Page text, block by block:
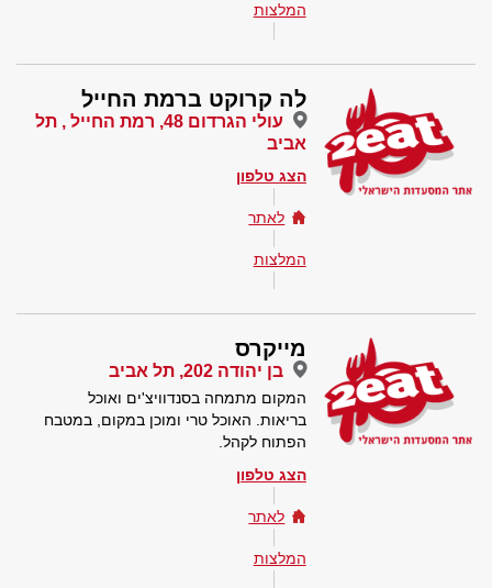
המלצות
לה קרוקט ברמת החייל
עולי הגרדום 48, רמת החייל , תל
אביב
הצג טלפון
לאתר
המלצות
מייקרס
בן יהודה 202, תל אביב
המקום מתמחה בסנדוויצ'ים ואוכל
בריאות. האוכל טרי ומוכן במקום, במטבח
הפתוח לקהל.
הצג טלפון
לאתר
המלצות